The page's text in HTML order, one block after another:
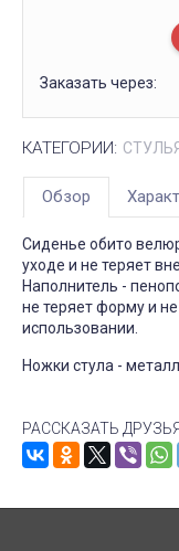
Заказать через:
КАТЕГОРИИ: СТУЛЬЯ
Обзор
Сиденье обито
уходе и не теряет
Наполнитель -
не теряет форму и
использовании.
Ножки стула -
РАССКАЗАТЬ